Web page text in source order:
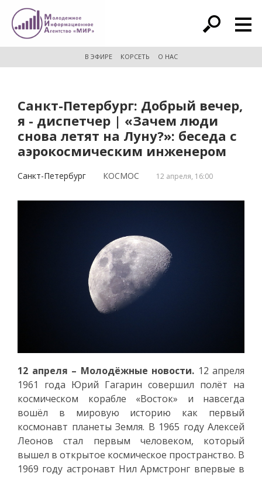
расширенный поиск
В ЭФИРЕ КОРСЕТЬ О НАС
Санкт-Петербург: Добрый вечер,
я - диспетчер | «Зачем люди
снова летят на Луну?»: беседа с
аэрокосмическим инженером
Санкт-Петербург КОСМОС 12 апреля, 16:00
12 апреля – Молодёжные новости. 12 апреля
1961 года Юрий Гагарин совершил полёт на
космическом корабле «Восток» и навсегда
вошёл в мировую историю как первый
космонавт планеты Земля. В 1965 году Алексей
Леонов стал первым человеком, который
вышел в открытое космическое пространство. В
1969 году астронавт Нил Армстронг впервые в